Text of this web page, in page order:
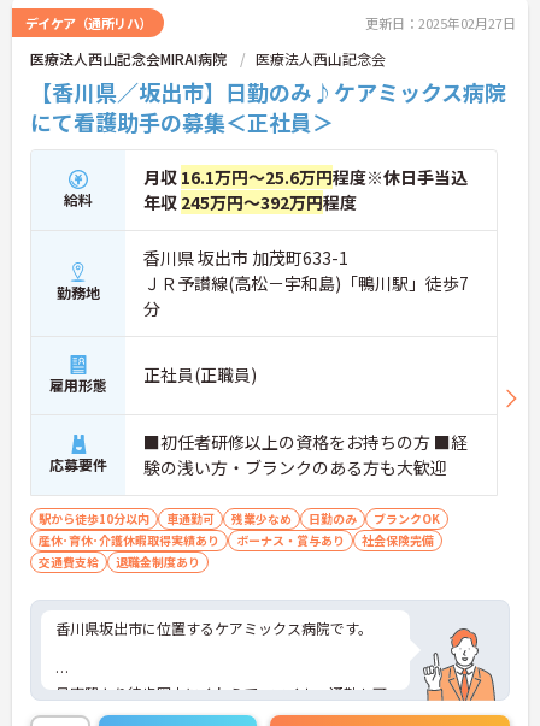
デイケア（通所リハ） 更新日：2025年02月27日
医療法人西山記念会MIRAI病院 医療法人西山記念会
【香川県／坂出市】日勤のみ♪ケアミックス病院
にて看護助手の募集＜正社員＞
給料
月収 16.1万円～25.6万円程度※休日手当込
年収 245万円～392万円程度
勤務地
香川県 坂出市 加茂町633-1
ＪＲ予讃線(高松－宇和島)「鴨川駅」徒歩7
分
雇用形態 正社員(正職員)
応募要件
■初任者研修以上の資格をお持ちの方 ■経
験の浅い方・ブランクのある方も大歓迎
駅から徒歩10分以内 車通勤可 残業少なめ 日勤のみ
ブランクOK
産休･育休･介護休暇取得実績あり
ボーナス・賞与あり
社会保険完備
交通費支給
退職金制度あり
香川県坂出市に位置するケアミックス病院です。
最寄駅より徒歩圏内にくわえて、マイカー通勤も可
能と通勤も便利です。